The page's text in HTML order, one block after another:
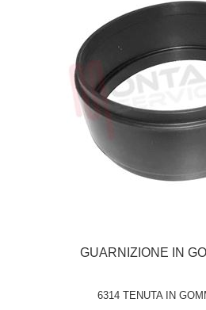
GUARNIZIONE IN
6314 TENUTA IN